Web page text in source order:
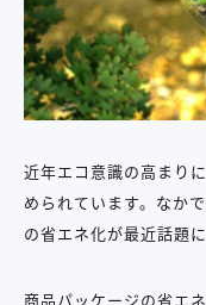
近年エコ意識の高まり
められています。なか
の省エネ化が最近話題
商品パッケージの省エ